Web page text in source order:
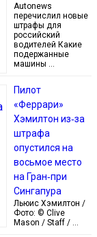
Autonews
перечислил новые
штрафы для
российский
водителей Какие
подержанные
машины …
Пилот
«Феррари»
Хэмилтон из‑за
штрафа
опустился на
восьмое место
на Гран‑при
Сингапура
Льюис Хэмилтон /
Фото: © Clive
Mason / Staff / …